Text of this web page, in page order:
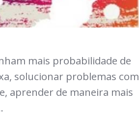
mais probabilidade de
solucionar problemas com
aprender de maneira mais